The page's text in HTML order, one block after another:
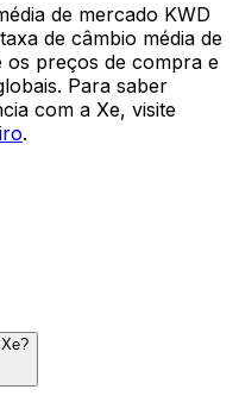
de mercado KWD
de câmbio média de
os preços de compra e
Para saber
com a Xe, visite
.